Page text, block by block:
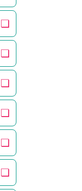
❏
❏
❏
❏
❏
❏